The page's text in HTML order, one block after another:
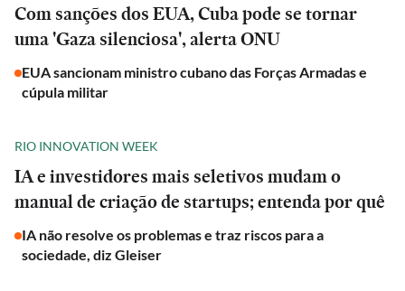
Com sanções dos EUA, Cuba pode se tornar
uma 'Gaza silenciosa', alerta ONU
EUA sancionam ministro cubano das Forças Armadas e
cúpula militar
RIO INNOVATION WEEK
IA e investidores mais seletivos mudam o
manual de criação de startups; entenda por quê
IA não resolve os problemas e traz riscos para a
sociedade, diz Gleiser